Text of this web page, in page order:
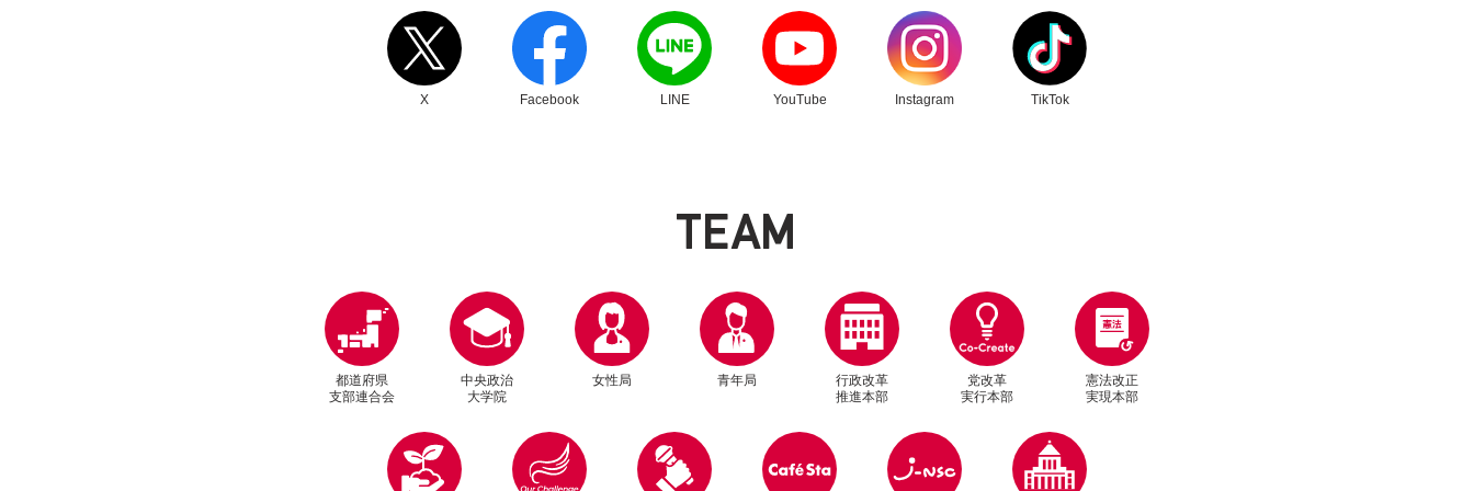
X
別ウィンドウリンク
Facebook
別ウィンドウリンク
LINE
別ウィンドウリンク
YouTube
別ウィンドウリンク
Instagram
別ウィンドウリンク
TikTok
別ウィンドウリンク
TEAM
都道府県
支部連合会
中央政治
大学院
女性局 青年局
行政改革
推進本部
党改革
実行本部
憲法改正
実現本部
別ウィンドウリンク 別ウィンドウリンク 別ウィンドウリンク